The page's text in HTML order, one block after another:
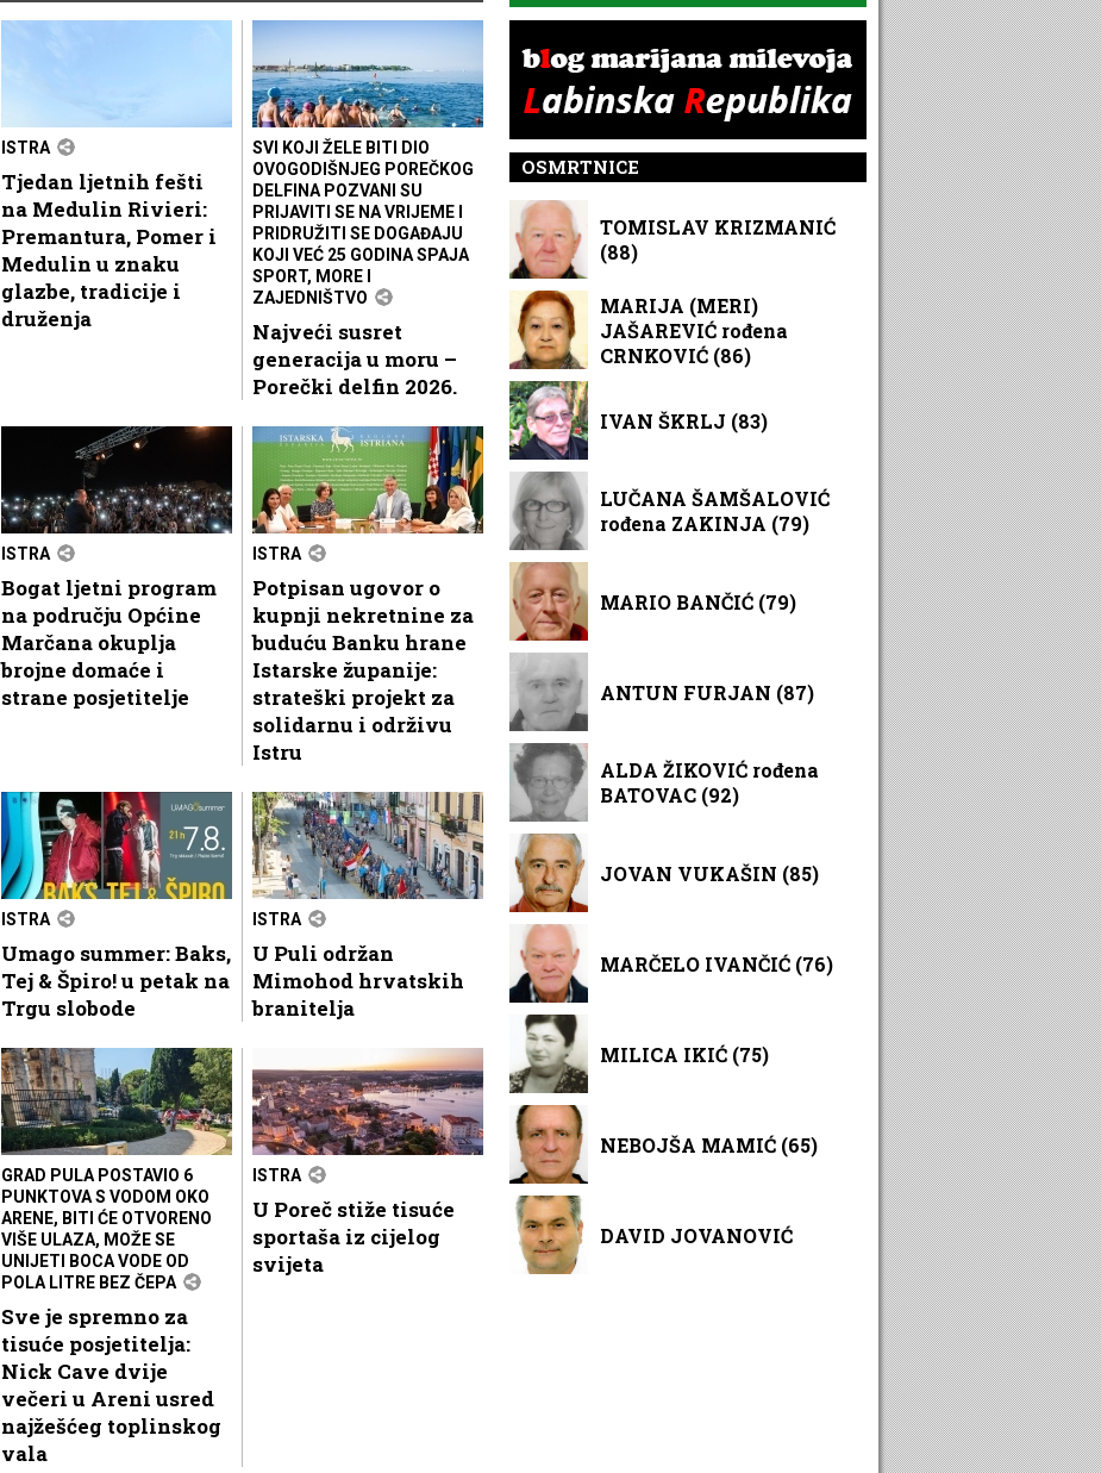
ISTRA
Tjedan ljetnih fešti
na Medulin Rivieri:
Premantura, Pomer i
Medulin u znaku
glazbe, tradicije i
druženja
SVI KOJI ŽELE BITI DIO
OVOGODIŠNJEG POREČKOG
DELFINA POZVANI SU
PRIJAVITI SE NA VRIJEME I
PRIDRUŽITI SE DOGAĐAJU
KOJI VEĆ 25 GODINA SPAJA
SPORT, MORE I
ZAJEDNIŠTVO
Najveći susret
generacija u moru –
Porečki delfin 2026.
ISTRA
Bogat ljetni program
na području Općine
Marčana okuplja
brojne domaće i
strane posjetitelje
ISTRA
Potpisan ugovor o
kupnji nekretnine za
buduću Banku hrane
Istarske županije:
strateški projekt za
solidarnu i održivu
Istru
ISTRA
Umago summer: Baks,
Tej & Špiro! u petak na
Trgu slobode
ISTRA
U Puli održan
Mimohod hrvatskih
branitelja
GRAD PULA POSTAVIO 6
PUNKTOVA S VODOM OKO
ARENE, BITI ĆE OTVORENO
VIŠE ULAZA, MOŽE SE
UNIJETI BOCA VODE OD
POLA LITRE BEZ ČEPA
Sve je spremno za
tisuće posjetitelja:
Nick Cave dvije
večeri u Areni usred
najžešćeg toplinskog
vala
ISTRA
U Poreč stiže tisuće
sportaša iz cijelog
svijeta
OSMRTNICE
TOMISLAV KRIZMANIĆ
(88)
MARIJA (MERI)
JAŠAREVIĆ rođena
CRNKOVIĆ (86)
IVAN ŠKRLJ (83)
LUČANA ŠAMŠALOVIĆ
rođena ZAKINJA (79)
MARIO BANČIĆ (79)
ANTUN FURJAN (87)
ALDA ŽIKOVIĆ rođena
BATOVAC (92)
JOVAN VUKAŠIN (85)
MARČELO IVANČIĆ (76)
MILICA IKIĆ (75)
NEBOJŠA MAMIĆ (65)
DAVID JOVANOVIĆ